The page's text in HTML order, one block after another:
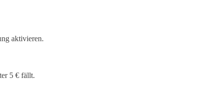
aktivieren.
5 € fällt.